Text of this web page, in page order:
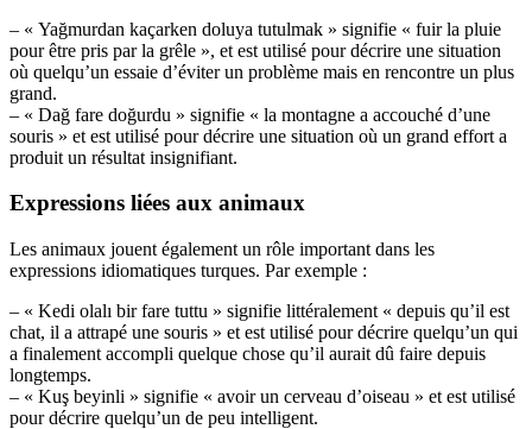
– « Yağmurdan kaçarken doluya tutulmak » signifie « fuir la pluie
pour être pris par la grêle », et est utilisé pour décrire une situation
où quelqu’un essaie d’éviter un problème mais en rencontre un plus
grand.
– « Dağ fare doğurdu » signifie « la montagne a accouché d’une
souris » et est utilisé pour décrire une situation où un grand effort a
produit un résultat insignifiant.
Expressions liées aux animaux
Les animaux jouent également un rôle important dans les
expressions idiomatiques turques. Par exemple :
– « Kedi olalı bir fare tuttu » signifie littéralement « depuis qu’il est
chat, il a attrapé une souris » et est utilisé pour décrire quelqu’un qui
a finalement accompli quelque chose qu’il aurait dû faire depuis
longtemps.
– « Kuş beyinli » signifie « avoir un cerveau d’oiseau » et est utilisé
pour décrire quelqu’un de peu intelligent.